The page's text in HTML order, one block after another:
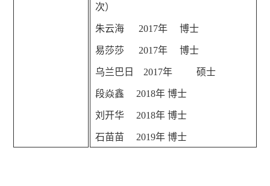
次）
朱云海 2017年 博士
易莎莎 2017年 博士
乌兰巴日 2017年 硕士
段焱鑫 2018年 博士
刘开华 2018年 博士
石苗苗 2019年 博士